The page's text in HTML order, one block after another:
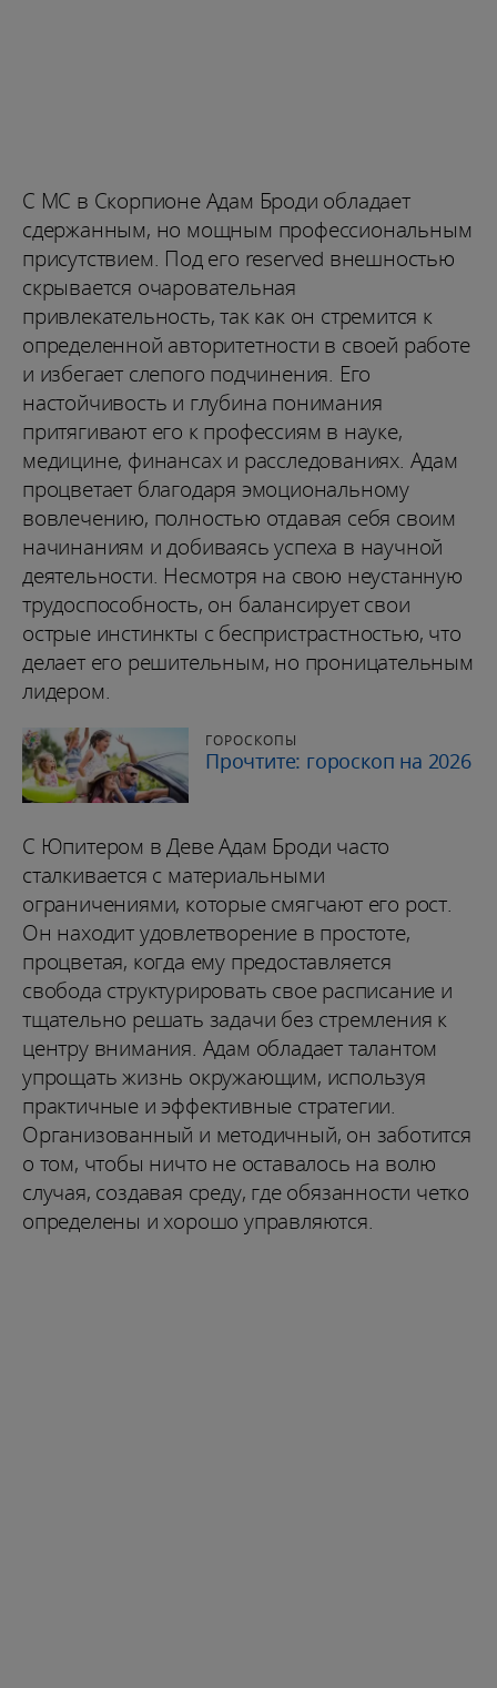
С МС в Скорпионе Адам Броди обладает
сдержанным, но мощным профессиональным
присутствием. Под его reserved внешностью
скрывается очаровательная
привлекательность, так как он стремится к
определенной авторитетности в своей работе
и избегает слепого подчинения. Его
настойчивость и глубина понимания
притягивают его к профессиям в науке,
медицине, финансах и расследованиях. Адам
процветает благодаря эмоциональному
вовлечению, полностью отдавая себя своим
начинаниям и добиваясь успеха в научной
деятельности. Несмотря на свою неустанную
трудоспособность, он балансирует свои
острые инстинкты с беспристрастностью, что
делает его решительным, но проницательным
лидером.
ГОРОСКОПЫ
Прочтите: гороскоп на 2026
С Юпитером в Деве Адам Броди часто
сталкивается с материальными
ограничениями, которые смягчают его рост.
Он находит удовлетворение в простоте,
процветая, когда ему предоставляется
свобода структурировать свое расписание и
тщательно решать задачи без стремления к
центру внимания. Адам обладает талантом
упрощать жизнь окружающим, используя
практичные и эффективные стратегии.
Организованный и методичный, он заботится
о том, чтобы ничто не оставалось на волю
случая, создавая среду, где обязанности четко
определены и хорошо управляются.